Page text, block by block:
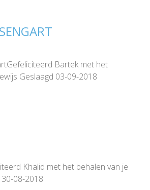
Gefeliciteerd Bartek met het
Geslaagd 03-09-2018
Khalid met het behalen van je
08-2018